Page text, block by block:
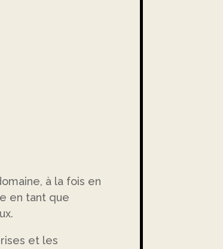
à la fois en
en tant que
et les